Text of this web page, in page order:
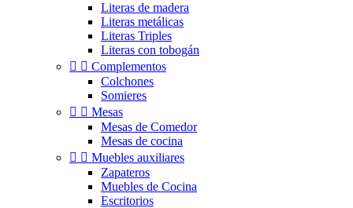
Literas de madera
Literas metálicas
Literas Triples
Literas con tobogán
  Complementos
Colchones
Somieres
  Mesas
Mesas de Comedor
Mesas de cocina
  Muebles auxiliares
Zapateros
Muebles de Cocina
Escritorios